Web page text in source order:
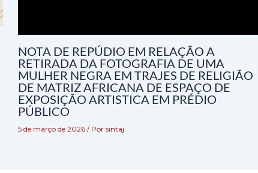
NOTA DE REPÚDIO EM RELAÇÃO A
RETIRADA DA FOTOGRAFIA DE UMA
MULHER NEGRA EM TRAJES DE RELIGIÃO
DE MATRIZ AFRICANA DE ESPAÇO DE
EXPOSIÇÃO ARTISTICA EM PRÉDIO
PÚBLICO
5 de março de 2026 / Por sintaj